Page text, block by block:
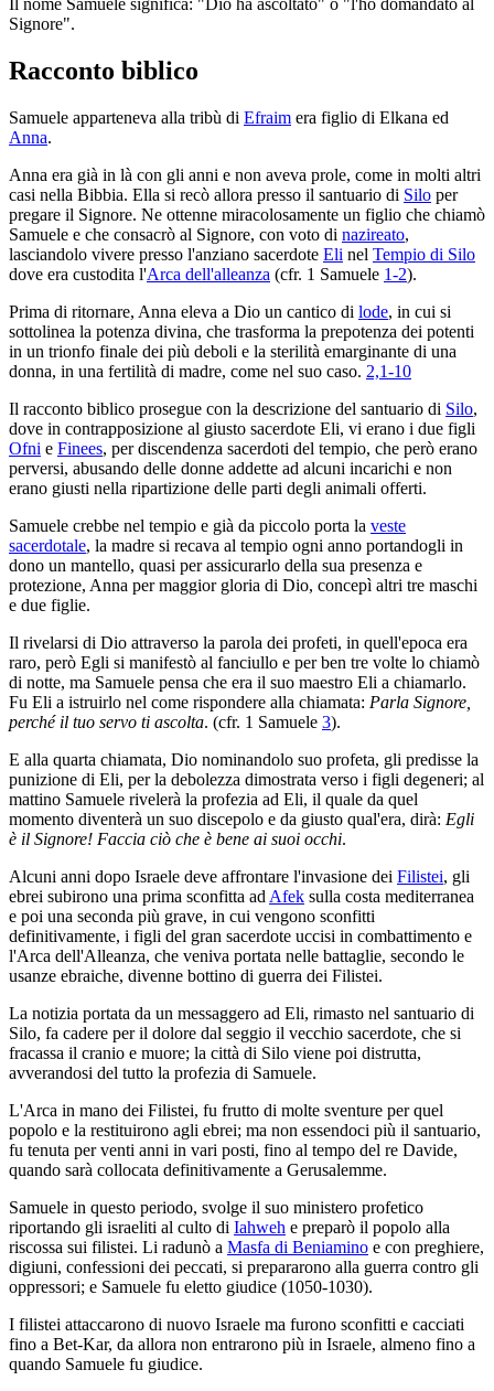
Il nome Samuele significa: "Dio ha ascoltato" o "l'ho domandato al
Signore".
Racconto biblico
Samuele apparteneva alla tribù di Efraim era figlio di Elkana ed
Anna.
Anna era già in là con gli anni e non aveva prole, come in molti altri
casi nella Bibbia. Ella si recò allora presso il santuario di Silo per
pregare il Signore. Ne ottenne miracolosamente un figlio che chiamò
Samuele e che consacrò al Signore, con voto di nazireato,
lasciandolo vivere presso l'anziano sacerdote Eli nel Tempio di Silo
dove era custodita l'Arca dell'alleanza (cfr. 1 Samuele 1-2).
Prima di ritornare, Anna eleva a Dio un cantico di lode, in cui si
sottolinea la potenza divina, che trasforma la prepotenza dei potenti
in un trionfo finale dei più deboli e la sterilità emarginante di una
donna, in una fertilità di madre, come nel suo caso. 2,1-10
Il racconto biblico prosegue con la descrizione del santuario di Silo,
dove in contrapposizione al giusto sacerdote Eli, vi erano i due figli
Ofni e Finees, per discendenza sacerdoti del tempio, che però erano
perversi, abusando delle donne addette ad alcuni incarichi e non
erano giusti nella ripartizione delle parti degli animali offerti.
Samuele crebbe nel tempio e già da piccolo porta la veste
sacerdotale, la madre si recava al tempio ogni anno portandogli in
dono un mantello, quasi per assicurarlo della sua presenza e
protezione, Anna per maggior gloria di Dio, concepì altri tre maschi
e due figlie.
Il rivelarsi di Dio attraverso la parola dei profeti, in quell'epoca era
raro, però Egli si manifestò al fanciullo e per ben tre volte lo chiamò
di notte, ma Samuele pensa che era il suo maestro Eli a chiamarlo.
Fu Eli a istruirlo nel come rispondere alla chiamata: Parla Signore,
perché il tuo servo ti ascolta. (cfr. 1 Samuele 3).
E alla quarta chiamata, Dio nominandolo suo profeta, gli predisse la
punizione di Eli, per la debolezza dimostrata verso i figli degeneri; al
mattino Samuele rivelerà la profezia ad Eli, il quale da quel
momento diventerà un suo discepolo e da giusto qual'era, dirà: Egli
è il Signore! Faccia ciò che è bene ai suoi occhi.
Alcuni anni dopo Israele deve affrontare l'invasione dei Filistei, gli
ebrei subirono una prima sconfitta ad Afek sulla costa mediterranea
e poi una seconda più grave, in cui vengono sconfitti
definitivamente, i figli del gran sacerdote uccisi in combattimento e
l'Arca dell'Alleanza, che veniva portata nelle battaglie, secondo le
usanze ebraiche, divenne bottino di guerra dei Filistei.
La notizia portata da un messaggero ad Eli, rimasto nel santuario di
Silo, fa cadere per il dolore dal seggio il vecchio sacerdote, che si
fracassa il cranio e muore; la città di Silo viene poi distrutta,
avverandosi del tutto la profezia di Samuele.
L'Arca in mano dei Filistei, fu frutto di molte sventure per quel
popolo e la restituirono agli ebrei; ma non essendoci più il santuario,
fu tenuta per venti anni in vari posti, fino al tempo del re Davide,
quando sarà collocata definitivamente a Gerusalemme.
Samuele in questo periodo, svolge il suo ministero profetico
riportando gli israeliti al culto di Iahweh e preparò il popolo alla
riscossa sui filistei. Li radunò a Masfa di Beniamino e con preghiere,
digiuni, confessioni dei peccati, si prepararono alla guerra contro gli
oppressori; e Samuele fu eletto giudice (1050-1030).
I filistei attaccarono di nuovo Israele ma furono sconfitti e cacciati
fino a Bet-Kar, da allora non entrarono più in Israele, almeno fino a
quando Samuele fu giudice.